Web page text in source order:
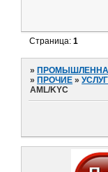
Страница:1
»
» ПРОЧИЕ »
AML/KYC